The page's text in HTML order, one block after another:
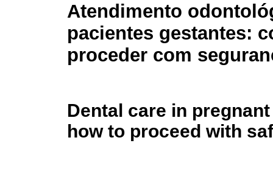
Atendimento
pacientes gestantes:
proceder com
Dental care in
how to proceed with